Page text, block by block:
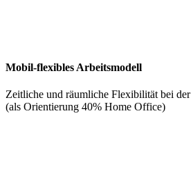
Mobil-flexibles Arbeitsmodell
Zeitliche und räumliche Flexibilität bei
(als Orientierung 40% Home Office)